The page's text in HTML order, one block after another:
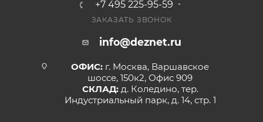
+7 495 225-95-59
ЗАКАЗАТЬ ЗВОНОК
info@deznet.ru
ОФИС: г. Москва, Варшавское
шоссе, 150к2, Офис 909
СКЛАД: д. Коледино, тер.
Индустриальный парк, д. 14, стр. 1